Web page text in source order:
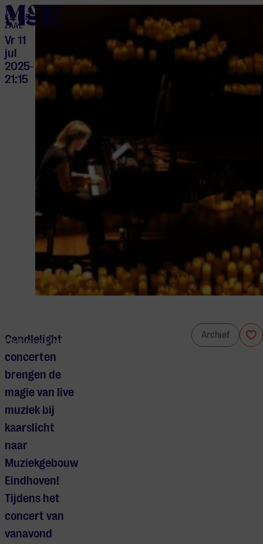
KLEINE
ZAAL
Vr 11
jul
2025-
21:15
Ludovico Einaudi
Archief
Candlelight
concerten
brengen de
magie van live
muziek bij
kaarslicht
naar
Muziekgebouw
Eindhoven!
Tijdens het
concert van
vanavond